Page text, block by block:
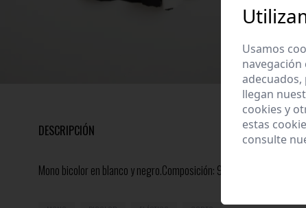
DESCRIPCIÓN
Mono bicolor en blanco y negro.Composición: 95% Poliéster 5%
Usamos
llegan
cookies y
estas
consulte